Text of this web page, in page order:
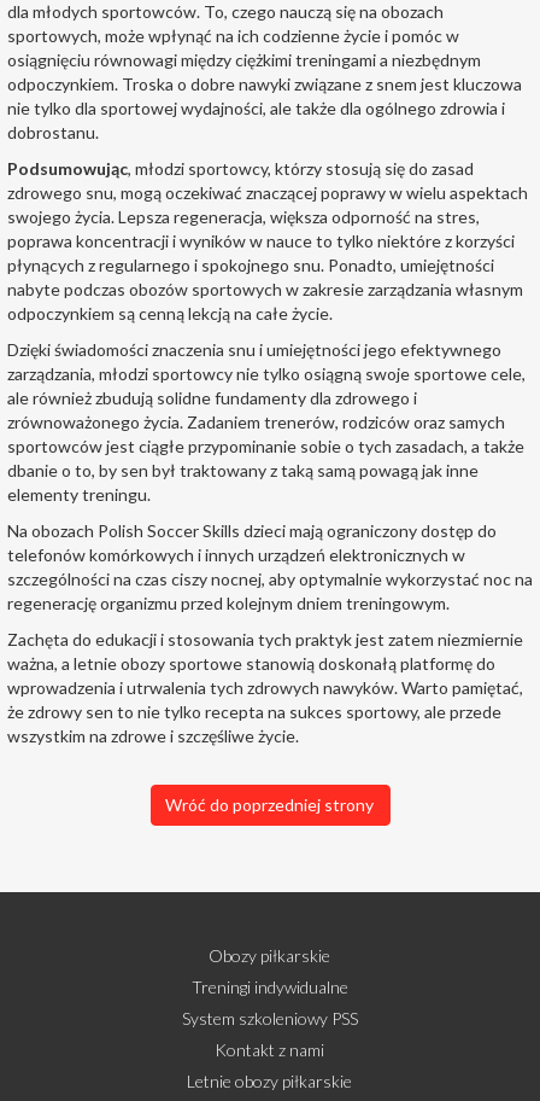
dla młodych sportowców. To, czego nauczą się na obozach
sportowych, może wpłynąć na ich codzienne życie i pomóc w
osiągnięciu równowagi między ciężkimi treningami a niezbędnym
odpoczynkiem. Troska o dobre nawyki związane z snem jest kluczowa
nie tylko dla sportowej wydajności, ale także dla ogólnego zdrowia i
dobrostanu.
Podsumowując, młodzi sportowcy, którzy stosują się do zasad
zdrowego snu, mogą oczekiwać znaczącej poprawy w wielu aspektach
swojego życia. Lepsza regeneracja, większa odporność na stres,
poprawa koncentracji i wyników w nauce to tylko niektóre z korzyści
płynących z regularnego i spokojnego snu. Ponadto, umiejętności
nabyte podczas obozów sportowych w zakresie zarządzania własnym
odpoczynkiem są cenną lekcją na całe życie.
Dzięki świadomości znaczenia snu i umiejętności jego efektywnego
zarządzania, młodzi sportowcy nie tylko osiągną swoje sportowe cele,
ale również zbudują solidne fundamenty dla zdrowego i
zrównoważonego życia. Zadaniem trenerów, rodziców oraz samych
sportowców jest ciągłe przypominanie sobie o tych zasadach, a także
dbanie o to, by sen był traktowany z taką samą powagą jak inne
elementy treningu.
Na obozach Polish Soccer Skills dzieci mają ograniczony dostęp do
telefonów komórkowych i innych urządzeń elektronicznych w
szczególności na czas ciszy nocnej, aby optymalnie wykorzystać noc na
regenerację organizmu przed kolejnym dniem treningowym.
Zachęta do edukacji i stosowania tych praktyk jest zatem niezmiernie
ważna, a letnie obozy sportowe stanowią doskonałą platformę do
wprowadzenia i utrwalenia tych zdrowych nawyków. Warto pamiętać,
że zdrowy sen to nie tylko recepta na sukces sportowy, ale przede
wszystkim na zdrowe i szczęśliwe życie.
Wróć do poprzedniej strony
Obozy piłkarskie
Treningi indywidualne
System szkoleniowy PSS
Kontakt z nami
Letnie obozy piłkarskie